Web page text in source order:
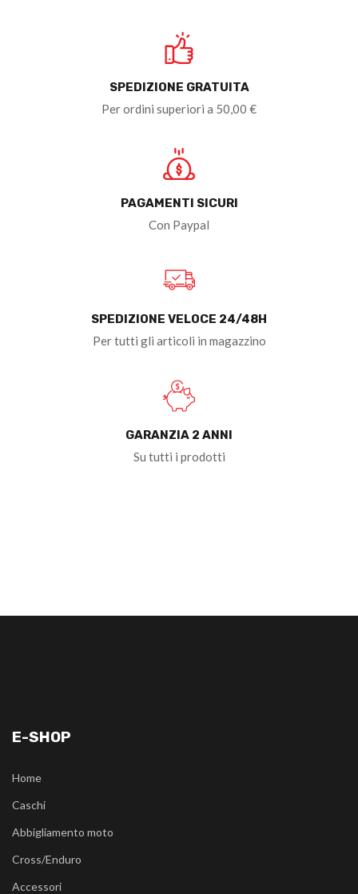
SPEDIZIONE GRATUITA
Per ordini superiori a 50,00 €
PAGAMENTI SICURI
Con Paypal
SPEDIZIONE VELOCE 24/48H
Per tutti gli articoli in magazzino
GARANZIA 2 ANNI
Su tutti i prodotti
E-SHOP
Home
Caschi
Abbigliamento moto
Cross/Enduro
Accessori